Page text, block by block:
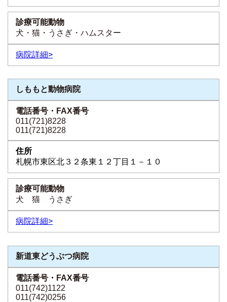
犬・猫・うさぎ・ハムスター
病院詳細>
しももと動物病院
011(721)8228
011(721)8228
札幌市東区北３２条東１２丁目１－１０
犬 猫 うさぎ
病院詳細>
新道東どうぶつ病院
011(742)1122
011(742)0256